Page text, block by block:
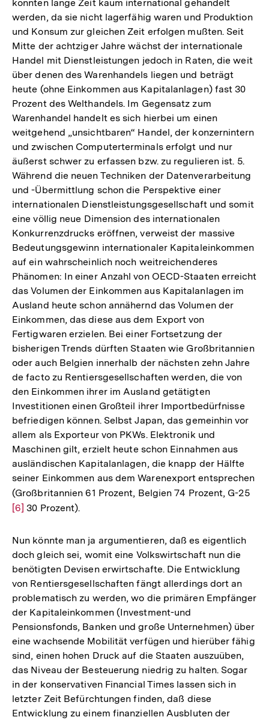
konnten lange Zeit kaum international gehandelt
werden, da sie nicht lagerfähig waren und Produktion
und Konsum zur gleichen Zeit erfolgen mußten. Seit
Mitte der achtziger Jahre wächst der internationale
Handel mit Dienstleistungen jedoch in Raten, die weit
über denen des Warenhandels liegen und beträgt
heute (ohne Einkommen aus Kapitalanlagen) fast 30
Prozent des Welthandels. Im Gegensatz zum
Warenhandel handelt es sich hierbei um einen
weitgehend „unsichtbaren“ Handel, der konzernintern
und zwischen Computerterminals erfolgt und nur
äußerst schwer zu erfassen bzw. zu regulieren ist. 5.
Während die neuen Techniken der Datenverarbeitung
und -Übermittlung schon die Perspektive einer
internationalen Dienstleistungsgesellschaft und somit
eine völlig neue Dimension des internationalen
Konkurrenzdrucks eröffnen, verweist der massive
Bedeutungsgewinn internationaler Kapitaleinkommen
auf ein wahrscheinlich noch weitreichenderes
Phänomen: In einer Anzahl von OECD-Staaten erreicht
das Volumen der Einkommen aus Kapitalanlagen im
Ausland heute schon annähernd das Volumen der
Einkommen, das diese aus dem Export von
Fertigwaren erzielen. Bei einer Fortsetzung der
bisherigen Trends dürften Staaten wie Großbritannien
oder auch Belgien innerhalb der nächsten zehn Jahre
de facto zu Rentiersgesellschaften werden, die von
den Einkommen ihrer im Ausland getätigten
Investitionen einen Großteil ihrer Importbedürfnisse
befriedigen können. Selbst Japan, das gemeinhin vor
allem als Exporteur von PKWs. Elektronik und
Maschinen gilt, erzielt heute schon Einnahmen aus
ausländischen Kapitalanlagen, die knapp der Hälfte
seiner Einkommen aus dem Warenexport entsprechen
(Großbritannien 61 Prozent, Belgien 74 Prozent, G-25Zur
[6] 30 Prozent).
Nun könnte man ja argumentieren, daß es eigentlich
doch gleich sei, womit eine Volkswirtschaft nun die
benötigten Devisen erwirtschafte. Die Entwicklung
von Rentiersgesellschaften fängt allerdings dort an
problematisch zu werden, wo die primären Empfänger
der Kapitaleinkommen (Investment-und
Pensionsfonds, Banken und große Unternehmen) über
eine wachsende Mobilität verfügen und hierüber fähig
sind, einen hohen Druck auf die Staaten auszuüben,
das Niveau der Besteuerung niedrig zu halten. Sogar
in der konservativen Financial Times lassen sich in
letzter Zeit Befürchtungen finden, daß diese
Entwicklung zu einem finanziellen Ausbluten der